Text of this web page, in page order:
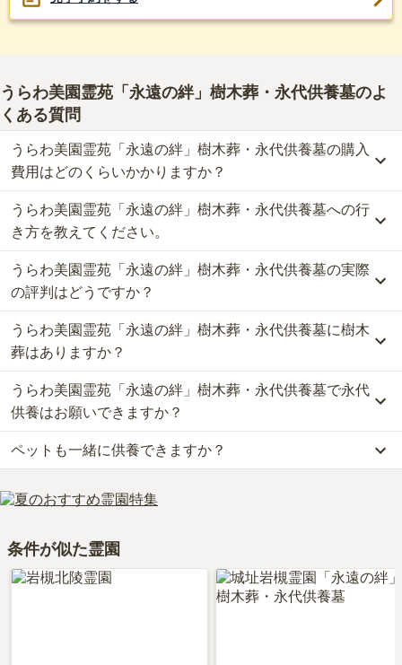
うらわ美園霊苑「永遠の絆」樹木葬・永代供養墓のよ
くある質問
うらわ美園霊苑「永遠の絆」樹木葬・永代供養墓の購入
費用はどのくらいかかりますか？
うらわ美園霊苑「永遠の絆」樹木葬・永代供養墓では、樹木葬が約
13.2万円から、永代供養墓が約9.9万円からお求めいただけます。
なお、うらわ美園霊苑「永遠の絆」樹木葬・永代供養墓がある埼玉
県の相場は、樹木葬が約51万円、永代供養墓が約62万円です。
お墓は、価格が高いものがよい、安いものが悪い、という訳ではあ
りません。大切なのは、ご家族が心から納得し、安心してお参りで
きる場所を選ぶことです。
うらわ美園霊苑「永遠の絆」樹木葬・永代供養墓への行
き方を教えてください。
公共交通機関の場合、埼玉高速鉄道「浦和美園駅」から徒歩約15
分・東武野田線「岩槻駅」から国際バス［岩11］［岩112］東川口
駅北口行 「釣上高岡バス停」下車 徒歩6分です。
車の場合、東北自動車道「浦和インター」から車で約5分です。
詳しいルートや地図は、本ページの「地図・交通アクセス」欄をご
確認ください。
うらわ美園霊苑「永遠の絆」樹木葬・永代供養墓の実際
の評判はどうですか？
当サイトに寄せられた総合評価は、4.8点です。特に交通利便性、
設備・環境、管理状況が高く評価されています。
利用者様からは「近くには畑で離れた所にイオンがあります。マン
ションだらけなので昔のイメージがどこにあるのかなと思います。
道路は車の交通量多いため事故が起きないかなととても不安です」
といったお声をいただいております。
うらわ美園霊苑「永遠の絆」樹木葬・永代供養墓に樹木
葬はありますか？
はい、うらわ美園霊苑「永遠の絆」樹木葬・永代供養墓には1種類
の樹木葬がございます。
費用は、約13.2万円からとなっております。
うらわ美園霊苑「永遠の絆」樹木葬・永代供養墓がある埼玉県の樹
木葬の相場価格は、約51万円です。
樹木葬
について詳しく知りたい方は『
ット＆デメリット・仕組みを解説
うらわ美園霊苑「永遠の絆」樹木葬・永代供養墓で永代
供養はお願いできますか？
はい、うらわ美園霊苑「永遠の絆」樹木葬・永代供養墓は永代供養
に対応しています。
費用は、約9.9万円からとなっております。
うらわ美園霊苑「永遠の絆」樹木葬・永代供養墓がある埼玉県の永
永代供養について詳しく知りたい方は『
解説！』をご覧ください。
ペットも一緒に供養できますか？
はい、うらわ美園霊苑「永遠の絆」樹木葬・永代供養墓はペット供
養に対応しております。
りますので、資料請求で詳細条件をご確認ください。
条件が似た霊園